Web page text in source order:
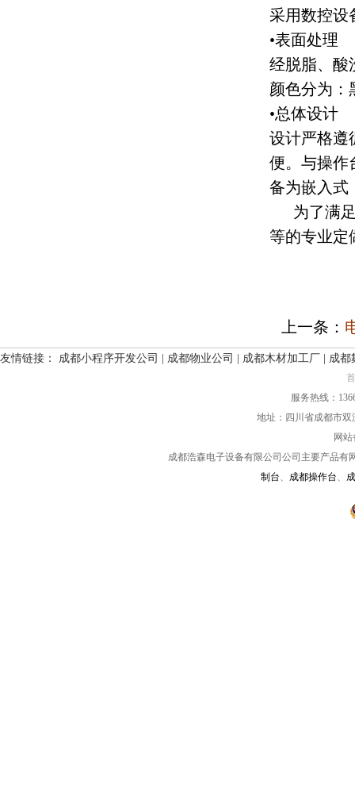
采用数控设
•表面处理
经脱脂、酸
颜色分为：
•总体设计
设计严格遵
便。与操作
备为嵌入式
为了满
等的专业定
上一条：
友情链接： 成都小程序开发公司 成都物业公司 成都木材加工厂 成都
服务热线：
地址：四川省成都市
网
成都浩森电子设备有限公司公司主要产品
制台、 成都操作台、